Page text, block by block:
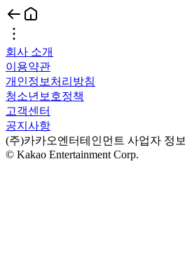
회사 소개
이용약관
개인정보처리방침
청소년보호정책
고객센터
공지사항
(주)카카오엔터테인먼트 사업자 정보
© Kakao Entertainment Corp.